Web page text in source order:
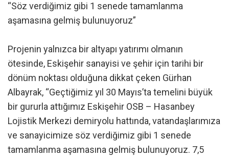
“Söz verdiğimiz gibi 1 senede tamamlanma
aşamasına gelmiş bulunuyoruz”
Projenin yalnızca bir altyapı yatırımı olmanın
ötesinde, Eskişehir sanayisi ve şehir için tarihi bir
dönüm noktası olduğuna dikkat çeken Gürhan
Albayrak, “Geçtiğimiz yıl 30 Mayıs’ta temelini büyük
bir gururla attığımız Eskişehir OSB – Hasanbey
Lojistik Merkezi demiryolu hattında, vatandaşlarımıza
ve sanayicimize söz verdiğimiz gibi 1 senede
tamamlanma aşamasına gelmiş bulunuyoruz. 7,5